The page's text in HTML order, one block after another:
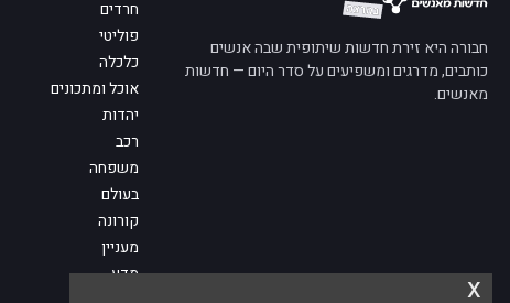
x
חבורה היא זירת חדשות שיתופית שבה אנשים
כותבים, מדרגים ומשפיעים על סדר היום — חדשות
מאנשים.
חרדים
פוליטי
כלכלה
אוכל ומתכונים
יהדות
רכב
משפחה
בעולם
קורונה
מעניין
מדע